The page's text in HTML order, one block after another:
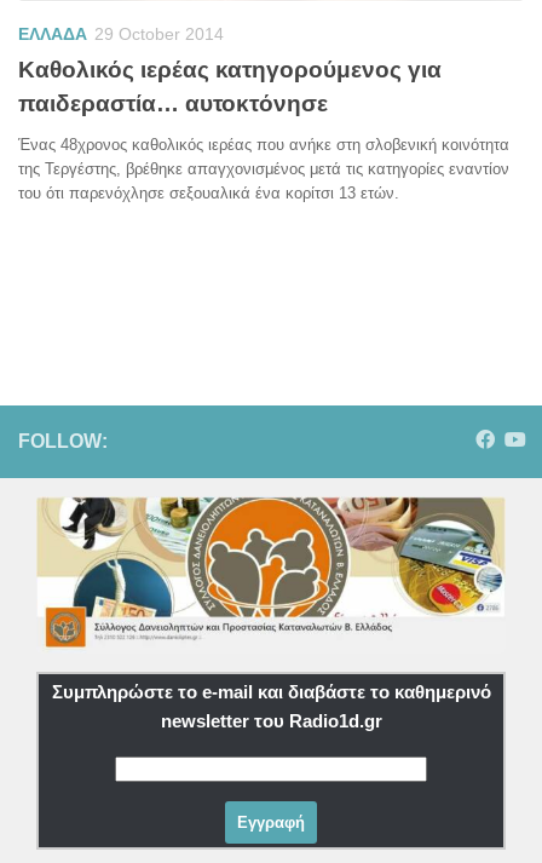
ΕΛΛΑΔΑ 29 October 2014
Καθολικός ιερέας κατηγορούμενος για
παιδεραστία… αυτοκτόνησε
Ένας 48χρονος καθολικός ιερέας που ανήκε στη σλοβενική κοινότητα
της Τεργέστης, βρέθηκε απαγχονισμένος μετά τις κατηγορίες εναντίον
του ότι παρενόχλησε σεξουαλικά ένα κορίτσι 13 ετών.
FOLLOW:
Συμπληρώστε το e-mail και διαβάστε το καθημερινό
newsletter του Radio1d.gr